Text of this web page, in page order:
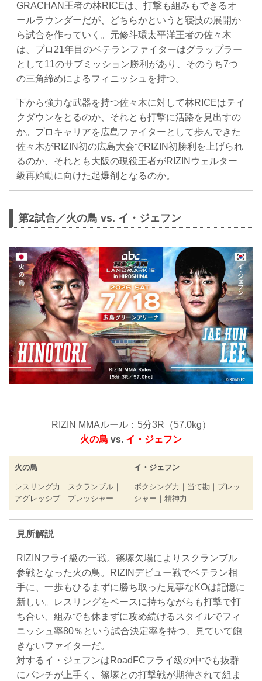
GRACHAN王者の林RICEは、打撃も組みもできるオ
ールラウンダーだが、どちらかというと寝技の展開か
ら試合を作っていく。元修斗環太平洋王者の佐々木
は、プロ21年目のベテランファイターはグラップラー
として11のサブミッション勝利があり、そのうち7つ
の三角締めによるフィニッシュを持つ。
下から強力な武器を持つ佐々木に対して林RICEはテイ
クダウンをとるのか、それとも打撃に活路を見出すの
か。プロキャリアを広島ファイターとして歩んできた
佐々木がRIZIN初の広島大会でRIZIN初勝利を上げられ
るのか、それとも大阪の現役王者がRIZINウェルター
級再始動に向けた起爆剤となるのか。
第2試合／火の鳥 vs. イ・ジェフン
RIZIN MMAルール：5分3R（57.0kg）
火の鳥 vs. イ・ジェフン
火の鳥
レスリング力｜スクランブル｜
アグレッシブ｜プレッシャー
イ・ジェフン
ボクシング力｜当て勘｜プレッ
シャー｜精神力
見所解説
RIZINフライ級の一戦。篠塚欠場によりスクランブル
参戦となった火の鳥。RIZINデビュー戦でベテラン相
手に、一歩もひるまずに勝ち取った見事なKOは記憶に
新しい。レスリングをベースに持ちながらも打撃で打
ち合い、組みでも休まずに攻め続けるスタイルでフィ
ニッシュ率80％という試合決定率を持つ、見ていて飽
きないファイターだ。
対するイ・ジェフンはRoadFCフライ級の中でも抜群
にパンチが上手く、篠塚との打撃戦が期待されて組ま